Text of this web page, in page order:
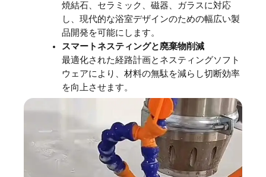
焼結石、セラミック、磁器、ガラスに対応
し、現代的な浴室デザインのための幅広い製
品開発を可能にします。
スマートネスティングと廃棄物削減
最適化された経路計画とネスティングソフト
ウェアにより、材料の無駄を減らし切断効率
を向上させます。